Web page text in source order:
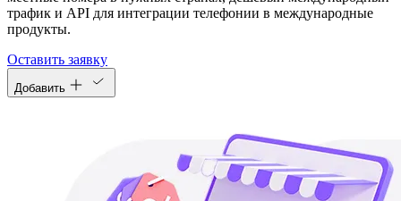
трафик и API для интеграции телефонии в международные
продукты.
Оставить заявку
Добавить